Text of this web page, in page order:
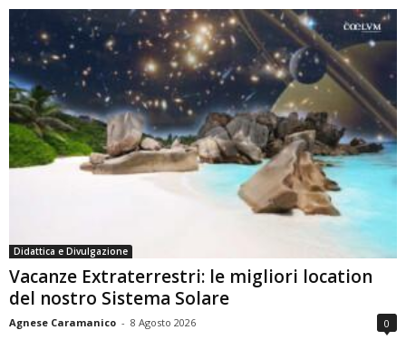
Didattica e Divulgazione
Vacanze Extraterrestri: le migliori location
del nostro Sistema Solare
Agnese Caramanico - 8 Agosto 2026 0